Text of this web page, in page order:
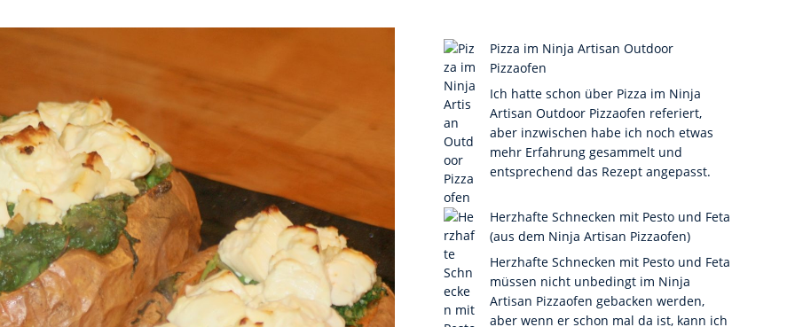
Pizza im Ninja Artisan Outdoor
Pizzaofen
Ich hatte schon über Pizza im Ninja
Artisan Outdoor Pizzaofen referiert,
aber inzwischen habe ich noch etwas
mehr Erfahrung gesammelt und
entsprechend das Rezept angepasst.
Herzhafte Schnecken mit Pesto und Feta
(aus dem Ninja Artisan Pizzaofen)
Herzhafte Schnecken mit Pesto und Feta
müssen nicht unbedingt im Ninja
Artisan Pizzaofen gebacken werden,
aber wenn er schon mal da ist, kann ich